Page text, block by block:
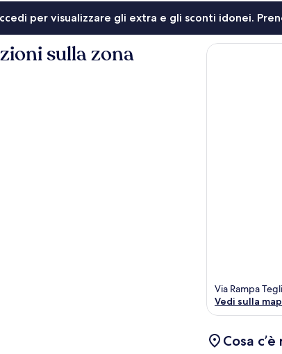
per visualizzare gli extra e gli sconti idonei.
sulla zona
Via Rampa
Vedi sulla
Cosa